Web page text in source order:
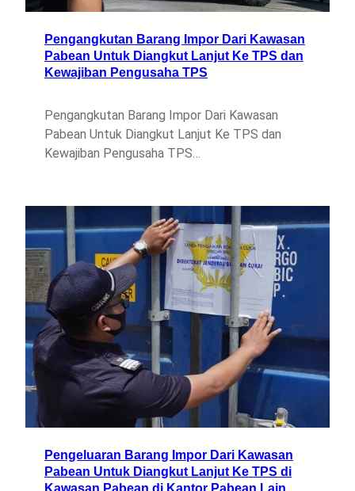
Pengangkutan Barang Impor Dari Kawasan
Pabean Untuk Diangkut Lanjut Ke TPS dan
Kewajiban Pengusaha TPS
Pengangkutan Barang Impor Dari Kawasan
Pabean Untuk Diangkut Lanjut Ke TPS dan
Kewajiban Pengusaha TPS…
Pengeluaran Barang Impor Dari Kawasan
Pabean Untuk Diangkut Lanjut Ke TPS di
Kawasan Pabean di Kantor Pabean Lain